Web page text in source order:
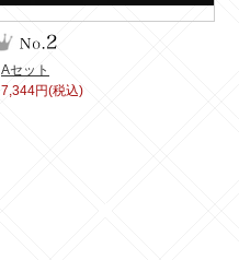
Aセット
7,344円(税込)